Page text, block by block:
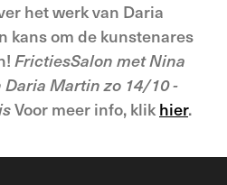
het werk van Daria
kans om de kunstenares
FrictiesSalon met Nina
Daria Martin zo 14/10 -
Voor meer info, klikhier.